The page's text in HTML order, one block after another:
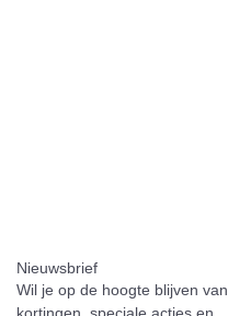
Nieuwsbrief
Wil je op de hoogte blijven van